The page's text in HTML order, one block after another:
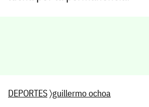
DEPORTES〉guillermo ochoa